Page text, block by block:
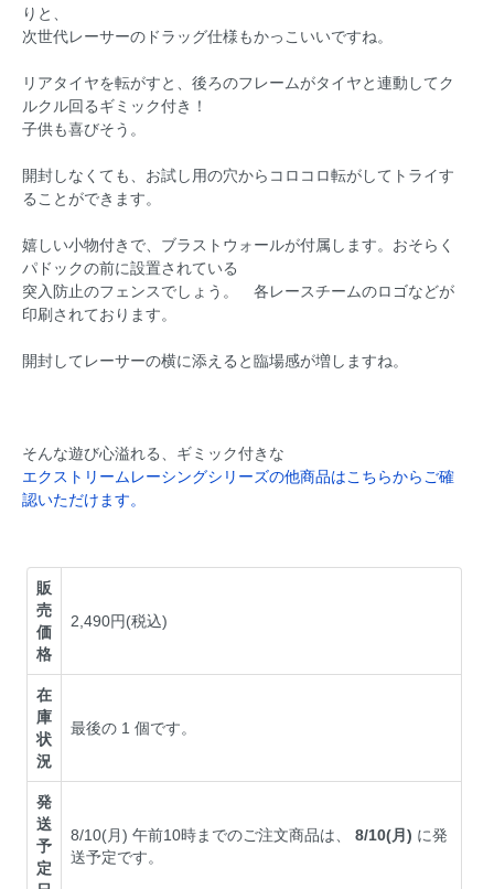
りと、
次世代レーサーのドラッグ仕様もかっこいいですね。
リアタイヤを転がすと、後ろのフレームがタイヤと連動してク
ルクル回るギミック付き！
子供も喜びそう。
開封しなくても、お試し用の穴からコロコロ転がしてトライす
ることができます。
嬉しい小物付きで、ブラストウォールが付属します。おそらく
パドックの前に設置されている
突入防止のフェンスでしょう。 各レースチームのロゴなどが
印刷されております。
開封してレーサーの横に添えると臨場感が増しますね。
そんな遊び心溢れる、ギミック付きな
エクストリームレーシングシリーズの他商品はこちらからご確
認いただけます。
販
売
価
格
2,490円(税込)
在
庫
状
況
最後の 1 個です。
発
送
予
定
8/10(月) 午前10時までのご注文商品は、8/10(月) に発
送予定です。